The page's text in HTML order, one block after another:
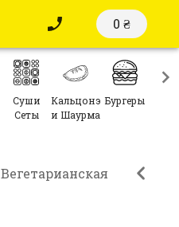
0 ₴
Суши
Сеты
Кальцонэ
и Шаурма
Бургеры
Вегетарианская